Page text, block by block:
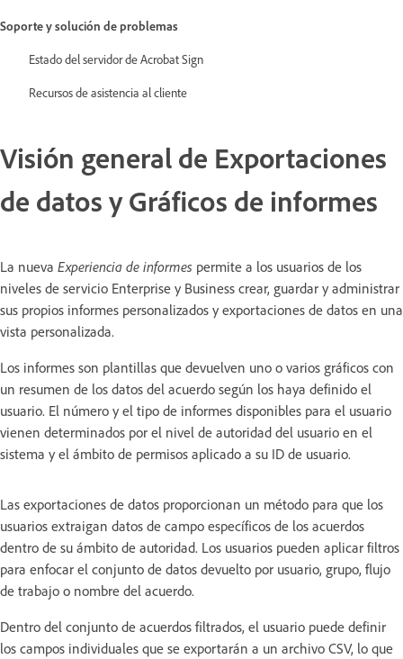
Soporte y solución de problemas
Estado del servidor de Acrobat Sign
Recursos de asistencia al cliente
Visión general de Exportaciones
de datos y Gráficos de informes
La nueva Experiencia de informes permite a los usuarios de los
niveles de servicio Enterprise y Business crear, guardar y administrar
sus propios informes personalizados y exportaciones de datos en una
vista personalizada.
Los informes son plantillas que devuelven uno o varios gráficos con
un resumen de los datos del acuerdo según los haya definido el
usuario. El número y el tipo de informes disponibles para el usuario
vienen determinados por el nivel de autoridad del usuario en el
sistema y el ámbito de permisos aplicado a su ID de usuario.
Las exportaciones de datos proporcionan un método para que los
usuarios extraigan datos de campo específicos de los acuerdos
dentro de su ámbito de autoridad. Los usuarios pueden aplicar filtros
para enfocar el conjunto de datos devuelto por usuario, grupo, flujo
de trabajo o nombre del acuerdo.
Dentro del conjunto de acuerdos filtrados, el usuario puede definir
los campos individuales que se exportarán a un archivo CSV, lo que